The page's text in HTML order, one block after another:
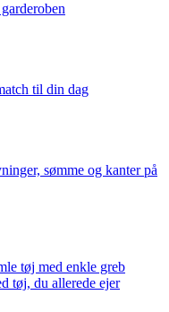
til din dag
sømme og kanter på
tøj med enkle greb
tøj, du allerede ejer